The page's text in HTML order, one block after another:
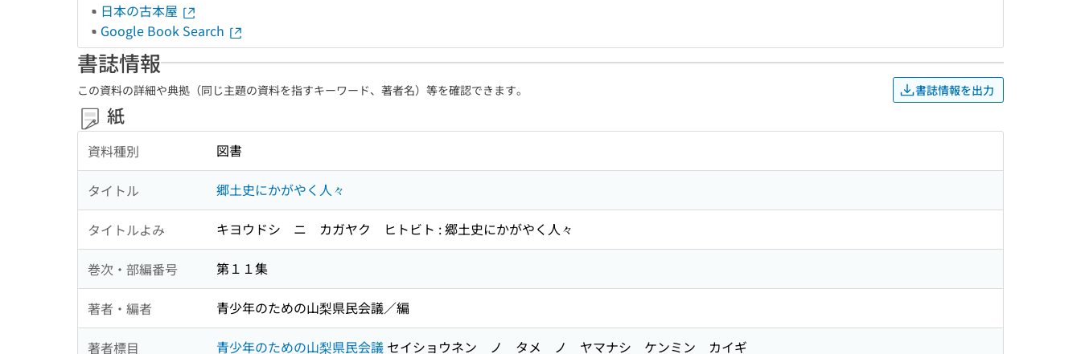
日本の古本屋
Google Book Search
書誌情報
この資料の詳細や典拠（同じ主題の資料を指すキーワード、著者名）等を確認できます。 書誌情報を出力
紙
資料種別 図書
タイトル 郷土史にかがやく人々
タイトルよみ キヨウドシ ニ カガヤク ヒトビト : 郷土史にかがやく人々
巻次・部編番号 第１１集
著者・編者 青少年のための山梨県民会議／編
著者標目 青少年のための山梨県民会議 セイショウネン ノ タメ ノ ヤマナシ ケンミン カイギ